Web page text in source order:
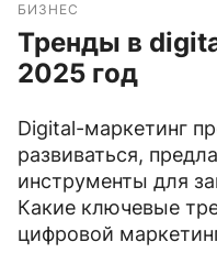
БИЗНЕС
Тренды в
2025 год
Digital-маркетинг
развиваться,
инструменты для
Какие ключевые
цифровой